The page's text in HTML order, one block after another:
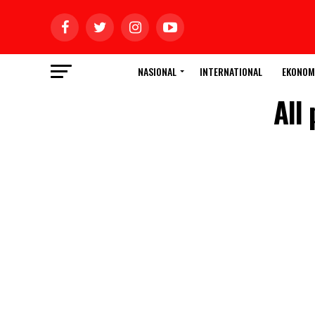
NASIONAL INTERNATIONAL
All